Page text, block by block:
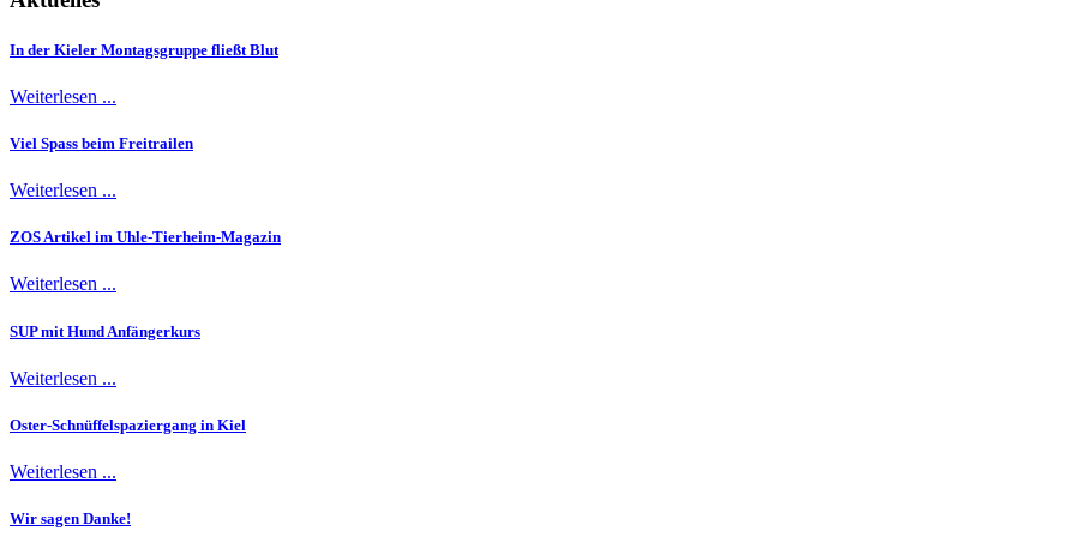
In der Kieler Montagsgruppe fließt Blut
Weiterlesen ...
Viel Spass beim Freitrailen
Weiterlesen ...
ZOS Artikel im Uhle-Tierheim-Magazin
Weiterlesen ...
SUP mit Hund Anfängerkurs
Weiterlesen ...
Oster-Schnüffelspaziergang in Kiel
Weiterlesen ...
Wir sagen Danke!